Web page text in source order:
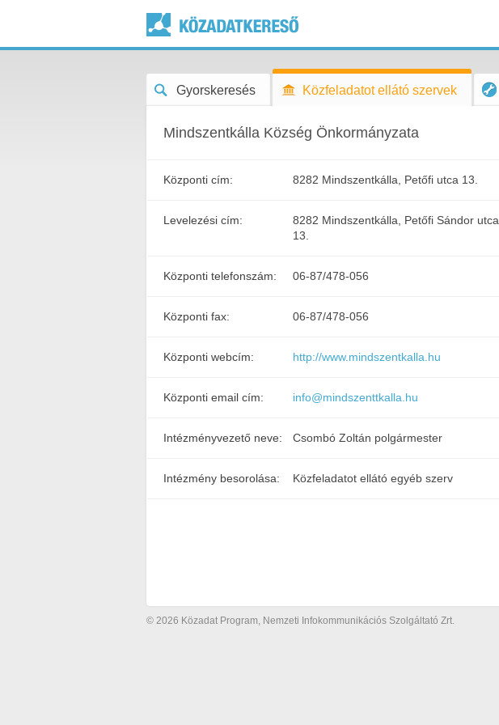
Gyorskeresés Közfeladatot ellátó szervek
Mindszentkálla Község Önkormányzata
Központi cím: 8282 Mindszentkálla, Petőfi utca 13.
Levelezési cím:
8282 Mindszentkálla, Petőfi Sándor utca
13.
Központi telefonszám: 06-87/478-056
Központi fax: 06-87/478-056
Központi webcím: http://www.mindszentkalla.hu
Központi email cím: info@mindszenttkalla.hu
Intézményvezető neve: Csombó Zoltán polgármester
Intézmény besorolása: Közfeladatot ellátó egyéb szerv
© 2026 Közadat Program, Nemzeti Infokommunikációs Szolgáltató Zrt.